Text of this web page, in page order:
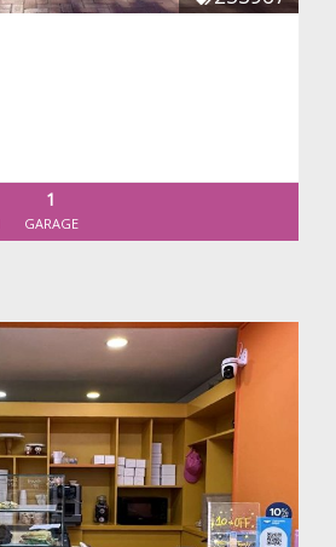
1
GARAGE